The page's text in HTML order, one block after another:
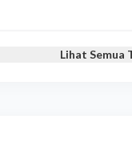
Lihat Semua